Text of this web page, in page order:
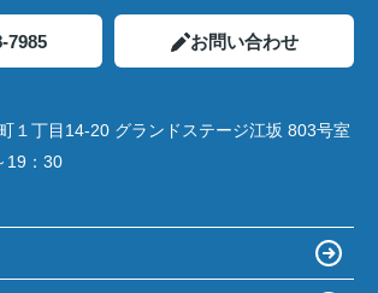
7985 お問い合わせ
１丁目14‐20 グランドステージ江坂 803号室
19：30